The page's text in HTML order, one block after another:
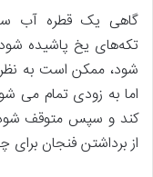
گاهی یک قطره آب
تکه‌های یخ پاشیده
شود، ممکن است به
اما به زودی تمام می
کند و سپس متوقف
از برداشتن فنجان برای